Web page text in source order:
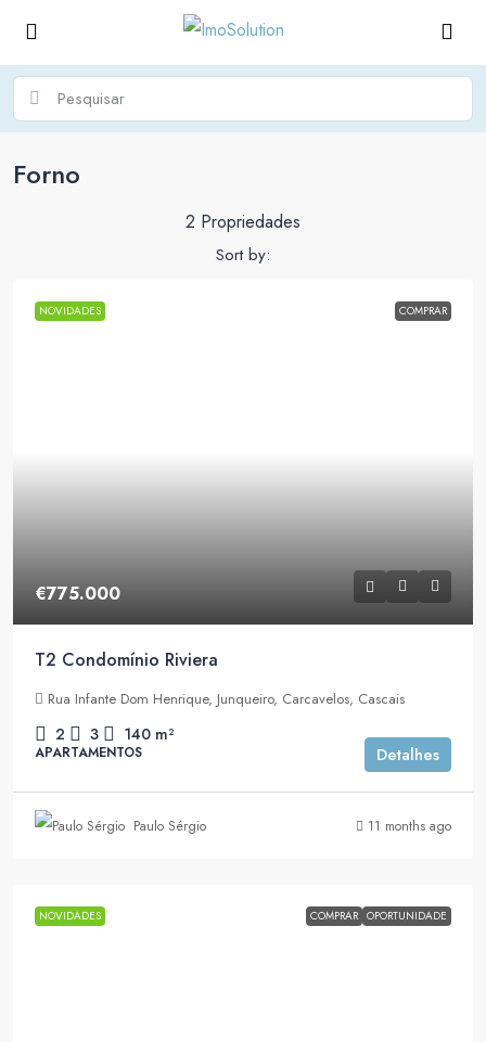
Forno
2 Propriedades
Sort by:
NOVIDADES COMPRAR
€775.000
T2 Condomínio Riviera
Rua Infante Dom Henrique, Junqueiro, Carcavelos, Cascais
2 3 140 m²
APARTAMENTOS Detalhes
Paulo Sérgio 11 months ago
NOVIDADES COMPRAR OPORTUNIDADE